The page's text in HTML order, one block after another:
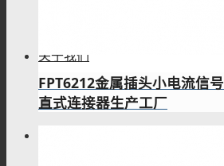
关于我们
FPT6212金属插头小电流信号
直式连接器生产工厂